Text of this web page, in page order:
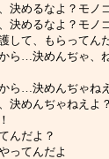
決めるなよ？モノ
決めるなよ？モノ
して、もらってん
から…決めんぢゃ、
から…決めんぢゃね
決めんぢゃねえよ
んだよ？
ってんだよ